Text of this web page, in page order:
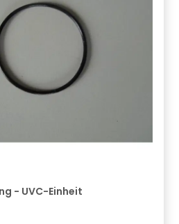
- UVC-Einheit